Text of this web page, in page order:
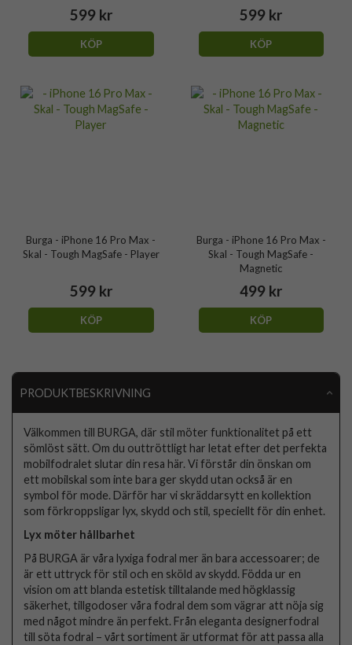
599 kr
KÖP
599 kr
KÖP
Burga - iPhone 16 Pro Max -
Skal - Tough MagSafe - Player
599 kr
KÖP
Burga - iPhone 16 Pro Max -
Skal - Tough MagSafe -
Magnetic
499 kr
KÖP
PRODUKTBESKRIVNING
Välkommen till BURGA, där stil möter funktionalitet på ett
sömlöst sätt. Om du outtröttligt har letat efter det perfekta
mobilfodralet slutar din resa här. Vi förstår din önskan om
ett mobilskal som inte bara ger skydd utan också är en
symbol för mode. Därför har vi skräddarsytt en kollektion
som förkroppsligar lyx, skydd och stil, speciellt för din enhet.
Lyx möter hållbarhet
På BURGA är våra lyxiga fodral mer än bara accessoarer; de
är ett uttryck för stil och en sköld av skydd. Födda ur en
vision om att blanda estetisk tilltalande med högklassig
säkerhet, tillgodoser våra fodral dem som vägrar att nöja sig
med något mindre än perfekt. Från eleganta designerfodral
till söta fodral – vårt sortiment är utformat för att passa alla